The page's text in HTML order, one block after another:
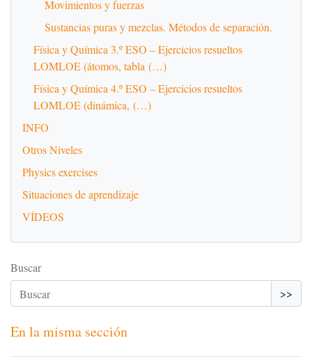
Movimientos y fuerzas
Sustancias puras y mezclas. Métodos de separación.
Física y Química 3.º ESO – Ejercicios resueltos
LOMLOE (átomos, tabla (…)
Física y Química 4.º ESO – Ejercicios resueltos
LOMLOE (dinámica, (…)
INFO
Otros Niveles
Physics exercises
Situaciones de aprendizaje
VÍDEOS
Buscar
>>
En la misma sección